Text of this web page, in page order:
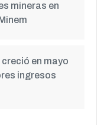
mineras en
en mayo
ingresos